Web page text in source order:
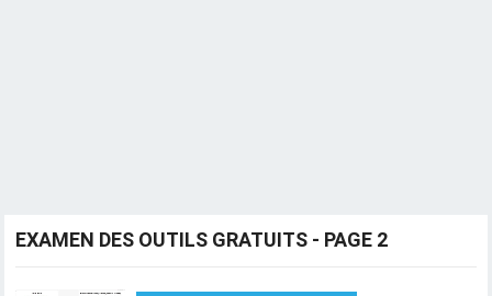
EXAMEN DES OUTILS GRATUITS - PAGE 2